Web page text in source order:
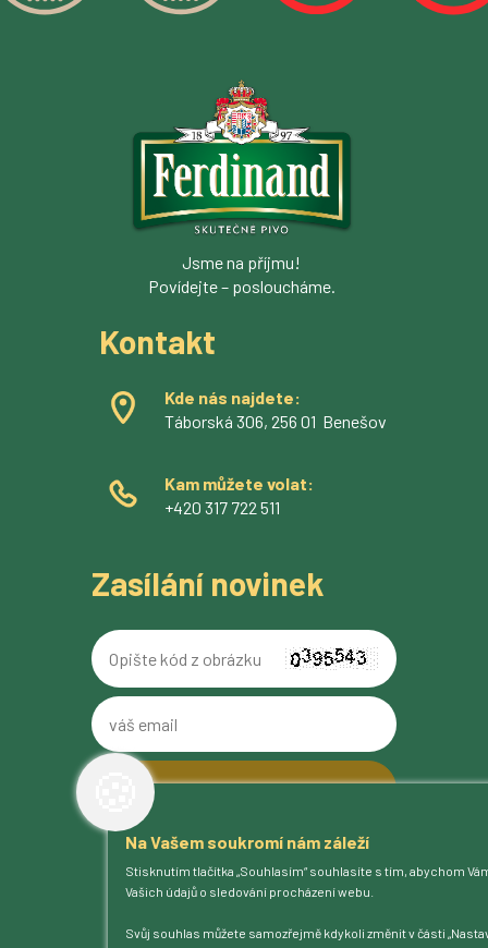
Na Vašem soukromí nám záleží
Stisknutím tlačítka „Souhlasím“ souhlasíte s tím, abychom
Vašich údajů o sledování procházení webu.
Svůj souhlas můžete samozřejmě kdykoli změnit v části
O pivovaru
Naše piva
Kam na Ferdinanda
Humnová sladovna
Jsme na příjmu!
Povídejte – posloucháme.
Kontakt
Kde nás najdete:
Táborská 306, 256 01 Benešov
Kam můžete volat:
+420 317 722 511
Zasílání novinek
Opište
kód
váš
email